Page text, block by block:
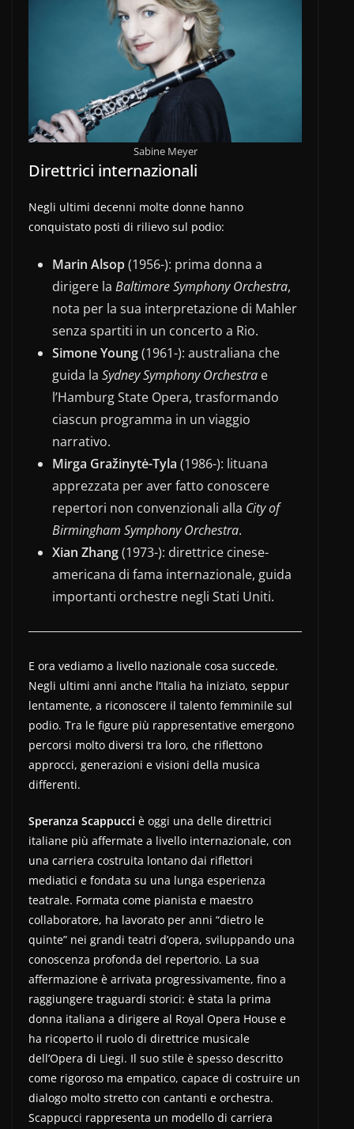
Sabine Meyer
Direttrici internazionali
Negli ultimi decenni molte donne hanno
conquistato posti di rilievo sul podio:
Marin Alsop(1956-): prima donna a
dirigere la Baltimore Symphony Orchestra,
nota per la sua interpretazione di Mahler
senza spartiti in un concerto a Rio.
Simone Young(1961-): australiana che
guida la Sydney Symphony Orchestra e
l’Hamburg State Opera, trasformando
ciascun programma in un viaggio
narrativo.
Mirga Gražinytė-Tyla (1986-): lituana
apprezzata per aver fatto conoscere
repertori non convenzionali alla City of
Birmingham Symphony Orchestra.
Xian Zhang(1973-): direttrice cinese-
americana di fama internazionale, guida
importanti orchestre negli Stati Uniti.
E ora vediamo a livello nazionale cosa succede.
Negli ultimi anni anche l’Italia ha iniziato, seppur
lentamente, a riconoscere il talento femminile sul
podio. Tra le figure più rappresentative emergono
percorsi molto diversi tra loro, che riflettono
approcci, generazioni e visioni della musica
differenti.
Speranza Scappucci è oggi una delle direttrici
italiane più affermate a livello internazionale, con
una carriera costruita lontano dai riflettori
mediatici e fondata su una lunga esperienza
teatrale. Formata come pianista e maestro
collaboratore, ha lavorato per anni “dietro le
quinte” nei grandi teatri d’opera, sviluppando una
conoscenza profonda del repertorio. La sua
affermazione è arrivata progressivamente, fino a
raggiungere traguardi storici: è stata la prima
donna italiana a dirigere al Royal Opera House e
ha ricoperto il ruolo di direttrice musicale
dell’Opera di Liegi. Il suo stile è spesso descritto
come rigoroso ma empatico, capace di costruire un
dialogo molto stretto con cantanti e orchestra.
Scappucci rappresenta un modello di carriera